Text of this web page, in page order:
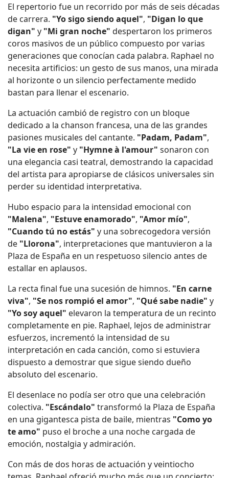
El repertorio fue un recorrido por más de seis décadas
de carrera. "Yo sigo siendo aquel", "Digan lo que
digan" y "Mi gran noche" despertaron los primeros
coros masivos de un público compuesto por varias
generaciones que conocían cada palabra. Raphael no
necesita artificios: un gesto de sus manos, una mirada
al horizonte o un silencio perfectamente medido
bastan para llenar el escenario.
La actuación cambió de registro con un bloque
dedicado a la chanson francesa, una de las grandes
pasiones musicales del cantante. "Padam, Padam",
"La vie en rose" y "Hymne à l'amour" sonaron con
una elegancia casi teatral, demostrando la capacidad
del artista para apropiarse de clásicos universales sin
perder su identidad interpretativa.
Hubo espacio para la intensidad emocional con
"Malena", "Estuve enamorado", "Amor mío",
"Cuando tú no estás" y una sobrecogedora versión
de "Llorona", interpretaciones que mantuvieron a la
Plaza de España en un respetuoso silencio antes de
estallar en aplausos.
La recta final fue una sucesión de himnos. "En carne
viva", "Se nos rompió el amor", "Qué sabe nadie" y
"Yo soy aquel" elevaron la temperatura de un recinto
completamente en pie. Raphael, lejos de administrar
esfuerzos, incrementó la intensidad de su
interpretación en cada canción, como si estuviera
dispuesto a demostrar que sigue siendo dueño
absoluto del escenario.
El desenlace no podía ser otro que una celebración
colectiva. "Escándalo" transformó la Plaza de España
en una gigantesca pista de baile, mientras "Como yo
te amo" puso el broche a una noche cargada de
emoción, nostalgia y admiración.
Con más de dos horas de actuación y veintiocho